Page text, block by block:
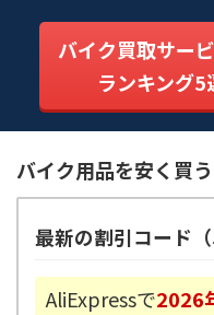
バイク買取サー
ランキング5
バイク用品を安く買
最新の割引コード（
AliExpressで2026